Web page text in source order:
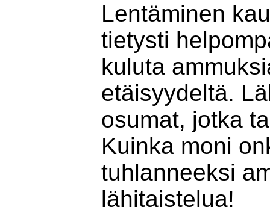
Lentäminen
tietysti
kuluta
etäisyydeltä.
osumat, jotka
Kuinka moni
tuhlanneeksi
lähitaistelua!